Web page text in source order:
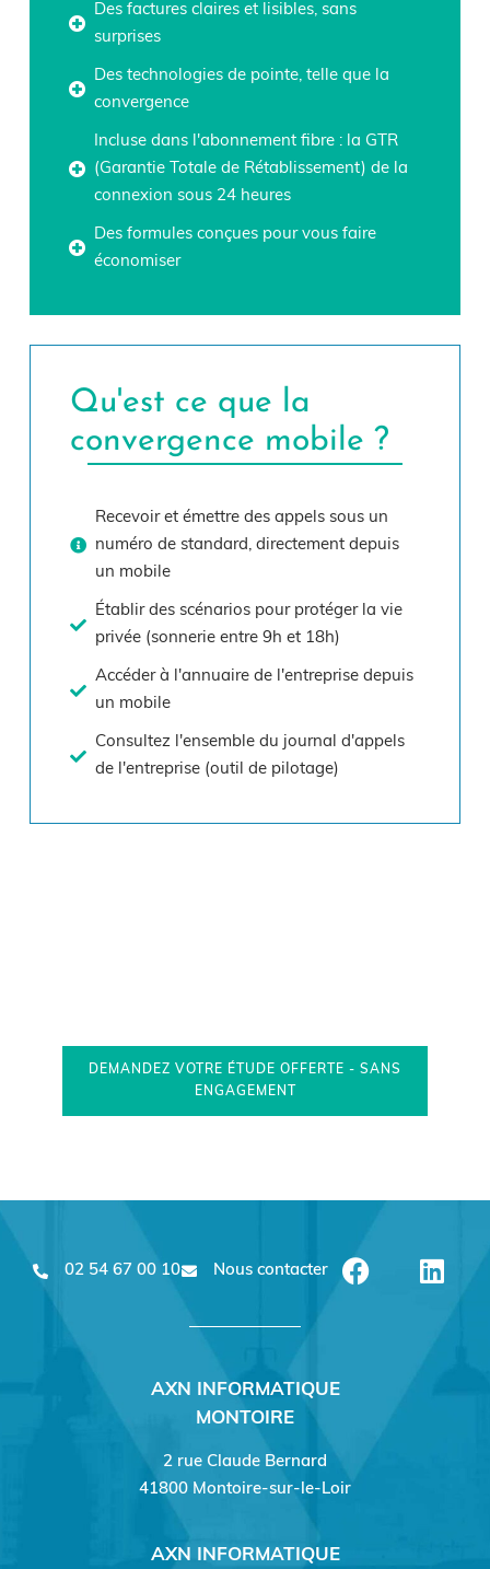
Des factures claires et lisibles, sans
surprises
Des technologies de pointe, telle que la
convergence
Incluse dans l'abonnement fibre : la GTR
(Garantie Totale de Rétablissement) de la
connexion sous 24 heures
Des formules conçues pour vous faire
économiser
Qu'est ce que la
convergence mobile ?
Recevoir et émettre des appels sous un
numéro de standard, directement depuis
un mobile
Établir des scénarios pour protéger la vie
privée (sonnerie entre 9h et 18h)
Accéder à l'annuaire de l'entreprise depuis
un mobile
Consultez l'ensemble du journal d'appels
de l'entreprise (outil de pilotage)
DEMANDEZ VOTRE ÉTUDE OFFERTE - SANS
ENGAGEMENT
02 54 67 00 10 Nous contacter
AXN INFORMATIQUE
MONTOIRE
2 rue Claude Bernard
41800 Montoire-sur-le-Loir
AXN INFORMATIQUE